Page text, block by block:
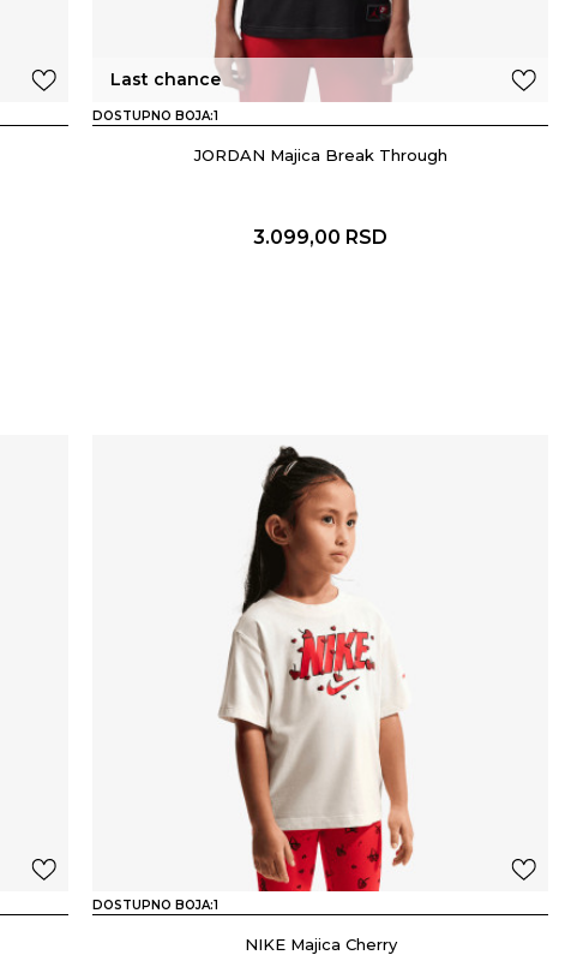
Last chance
DOSTUPNO BOJA:1
JORDAN Majica Break Through
3.099,00 RSD
DOSTUPNO BOJA:1
NIKE Majica Cherry